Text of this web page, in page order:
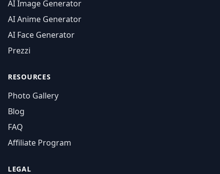
AI Image Generator
AI Anime Generator
AI Face Generator
Prezzi
RESOURCES
Photo Gallery
Blog
FAQ
Affiliate Program
LEGAL